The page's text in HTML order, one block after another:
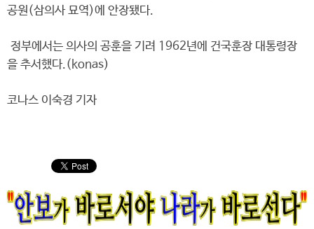
공원(삼의사 묘역)에 안장됐다.
정부에서는 의사의 공훈을 기려 1962년에 건국훈장 대통령장
을 추서했다.(konas)
코나스 이숙경 기자